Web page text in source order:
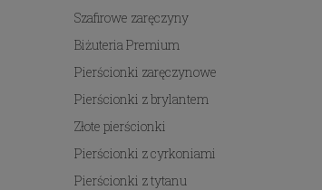
Szafirowe zaręczyny
Biżuteria Premium
Pierścionki zaręczynowe
Pierścionki z brylantem
Złote pierścionki
Pierścionki z cyrkoniami
Pierścionki z tytanu